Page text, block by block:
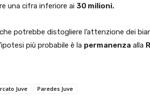
una cifra inferiore ai 30 milioni.
potrebbe distogliere l’attenzione dei
più probabile è la permanenza alla
Juve Paredes Juve